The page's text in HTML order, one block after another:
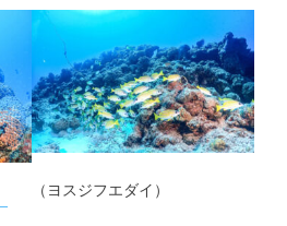
（ヨスジフエダイ）